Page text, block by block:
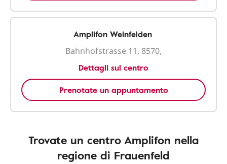
Amplifon Weinfelden
Bahnhofstrasse 11, 8570,
Dettagli sul centro
Prenotate un appuntamento
Trovate un centro Amplifon nella
regione di Frauenfeld